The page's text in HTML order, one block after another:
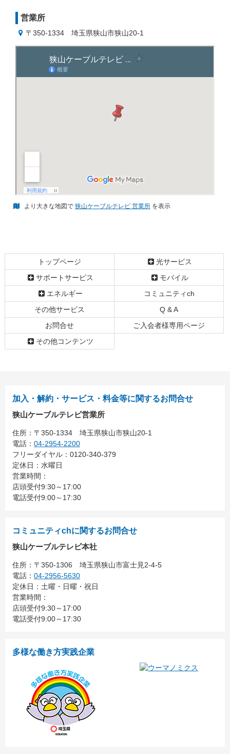
営業所
〒350-1334埼玉県狭山市狭山20-1
より大きな地図で 狭山ケーブルテレビ 営業所を表示
ン
文
頭
の
へ
トップページ
光サービス
サポートサービス
モバイル
エネルギー
コミュニティch
その他サービス
Q & A
お問合せ
ご入会者様専用ページ
その他コンテンツ
加入・解約・サービス・料金等に関するお問合せ
狭山ケーブルテレビ営業所
住所： 〒350-1334 埼玉県狭山市狭山20-1
電話： 04-2954-2200
フリーダイヤル：0120-340-379
定休日：水曜日
営業時間：
店頭受付9:30～17:00
電話受付9:00～17:30
コミュニティchに関するお問合せ
狭山ケーブルテレビ本社
住所： 〒350-1306 埼玉県狭山市富士見2-4-5
電話： 04-2956-5630
定休日：土曜・日曜・祝日
営業時間：
店頭受付9:30～17:00
電話受付9:00～17:30
多様な働き方実践企業